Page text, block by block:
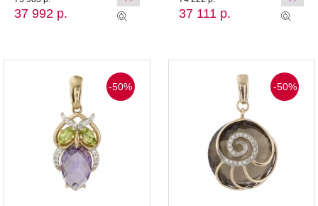
37 992 р. 37 111 р.
-50% -50%